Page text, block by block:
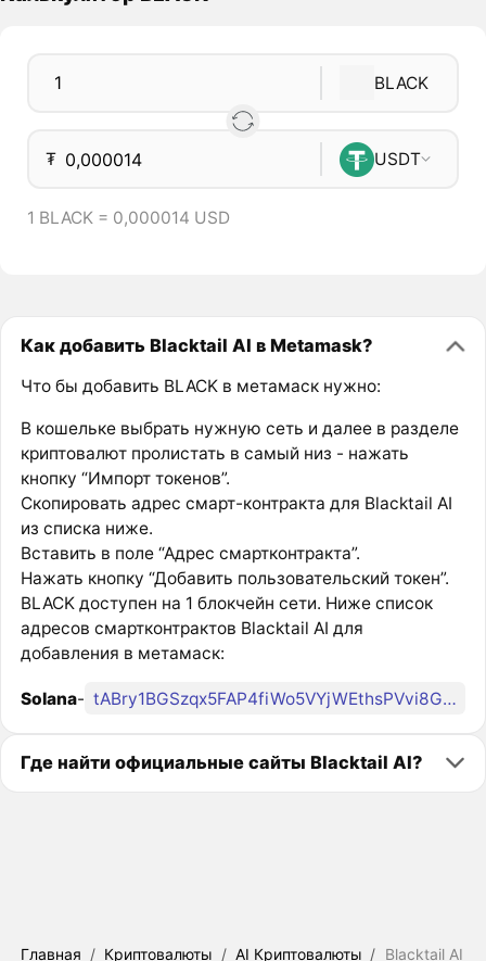
BLACK
₮ USDT
1 BLACK = 0,000014 USD
Как добавить Blacktail AI в Metamask?
Что бы добавить BLACK в метамаск нужно:
В кошельке выбрать нужную сеть и далее в разделе
криптовалют пролистать в самый низ - нажать
кнопку “Импорт токенов”.
Скопировать адрес смарт-контракта для Blacktail AI
из списка ниже.
Вставить в поле “Адрес смартконтракта”.
Нажать кнопку “Добавить пользовательский токен”.
BLACK доступен на 1 блокчейн сети. Ниже список
адресов смартконтрактов Blacktail AI для
добавления в метамаск:
Solana- tABry1BGSzqx5FAP4fiWo5VYjWEthsPVvi8GJNwpump
Где найти официальные сайты Blacktail AI?
Главная / Криптовалюты / AI Криптовалюты / Blacktail AI